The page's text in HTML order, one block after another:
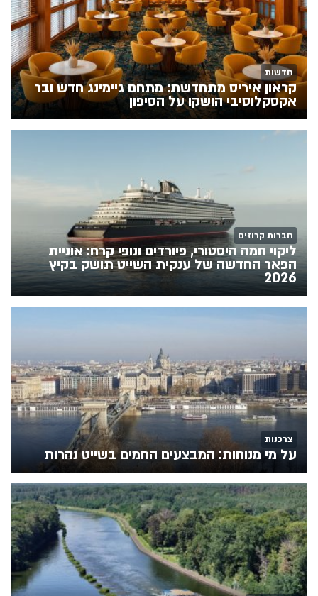
חדשות
קראון איריס מתחדשת: מתחם גיימינג חדש ובר
אקסקלוסיבי הושקו על הסיפון
חברות קרוזים
ליקוי חמה היסטורי, פיורדים ונופי קרח: אוניית
הפאר החדשה של ענקית השייט תושק בקיץ
2026
צרכנות
על מי מנוחות: המבצעים החמים בשייט נהרות